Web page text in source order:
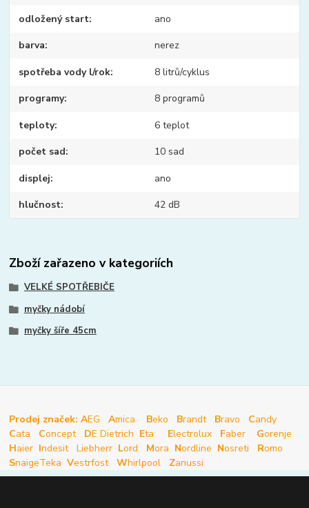
odložený start ano
barva nerez
spotřeba vody l/rok 8 litrů/cyklus
programy 8 programů
teploty 6 teplot
počet sad 10 sad
displej ano
hlučnost 42 dB
Zboží zařazeno v kategoriích
VELKÉ SPOTŘEBIČE
myčky nádobí
myčky šíře 45cm
Prodej značek: AEG Amica Beko Brandt Bravo Candy
Cata Concept DE Dietrich Eta Electrolux Faber Gorenje
Haier Indesit Liebherr Lord Mora Nordline Nosreti Romo
SnaigeTeka Vestrfost Whirlpool Zanussi